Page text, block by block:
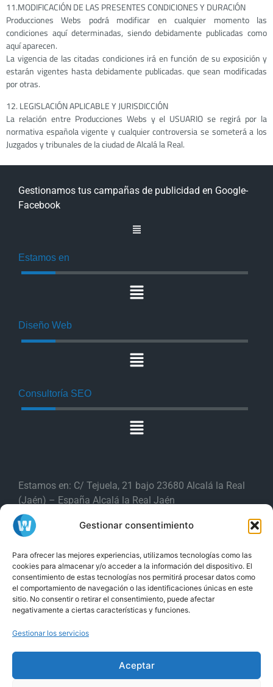
Gestionar consentimiento
Para ofrecer las mejores experiencias, utilizamos tecnologías como las
cookies para almacenar y/o acceder a la información del dispositivo. El
consentimiento de estas tecnologías nos permitirá procesar datos como
el comportamiento de navegación o las identificaciones únicas en este
sitio. No consentir o retirar el consentimiento, puede afectar
negativamente a ciertas características y funciones.
Gestionar los servicios
Aceptar
11.MODIFICACIÓN DE LAS PRESENTES CONDICIONES Y DURACIÓN
Producciones Webs podrá modificar en cualquier momento las
condiciones aquí determinadas, siendo debidamente publicadas como
aquí aparecen.
La vigencia de las citadas condiciones irá en función de su exposición y
estarán vigentes hasta debidamente publicadas. que sean modificadas
por otras.
12. LEGISLACIÓN APLICABLE Y JURISDICCIÓN
La relación entre Producciones Webs y el USUARIO se regirá por la
normativa española vigente y cualquier controversia se someterá a los
Juzgados y tribunales de la ciudad de Alcalá la Real.
Gestionamos tus campañas de publicidad en Google-
Facebook
Estamos en
Diseño Web
Consultoría SEO
Estamos en: C/ Tejuela, 21 bajo 23680 Alcalá la Real
(Jaén) – España Alcalá la Real Jaén
ISPGestión Provider S.L
Tel. (+34) 853 88 11 88yTel. (+34) 953
58 24 22
24/7 Soporte técnico